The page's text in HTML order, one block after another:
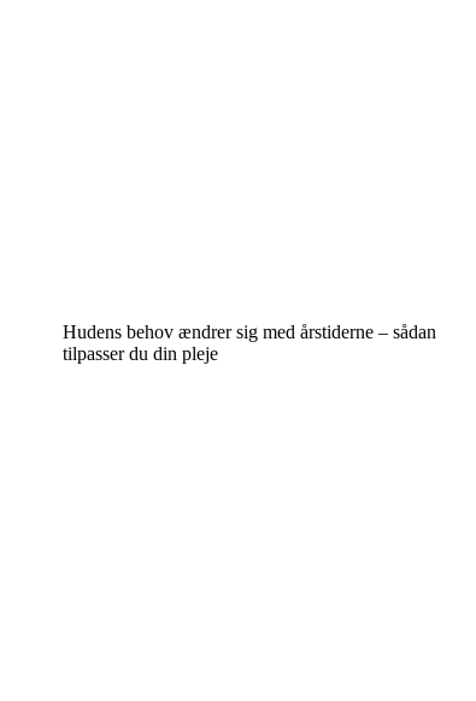
Hudens behov ændrer sig med årstiderne – sådan
tilpasser du din pleje